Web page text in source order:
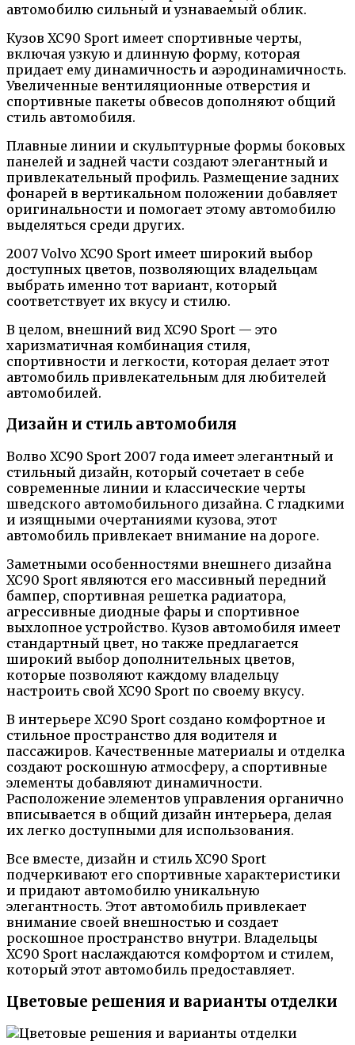
автомобилю сильный и узнаваемый облик.
Кузов XC90 Sport имеет спортивные черты,
включая узкую и длинную форму, которая
придает ему динамичность и аэродинамичность.
Увеличенные вентиляционные отверстия и
спортивные пакеты обвесов дополняют общий
стиль автомобиля.
Плавные линии и скульптурные формы боковых
панелей и задней части создают элегантный и
привлекательный профиль. Размещение задних
фонарей в вертикальном положении добавляет
оригинальности и помогает этому автомобилю
выделяться среди других.
2007 Volvo XC90 Sport имеет широкий выбор
доступных цветов, позволяющих владельцам
выбрать именно тот вариант, который
соответствует их вкусу и стилю.
В целом, внешний вид XC90 Sport — это
харизматичная комбинация стиля,
спортивности и легкости, которая делает этот
автомобиль привлекательным для любителей
автомобилей.
Дизайн и стиль автомобиля
Волво XC90 Sport 2007 года имеет элегантный и
стильный дизайн, который сочетает в себе
современные линии и классические черты
шведского автомобильного дизайна. С гладкими
и изящными очертаниями кузова, этот
автомобиль привлекает внимание на дороге.
Заметными особенностями внешнего дизайна
XC90 Sport являются его массивный передний
бампер, спортивная решетка радиатора,
агрессивные диодные фары и спортивное
выхлопное устройство. Кузов автомобиля имеет
стандартный цвет, но также предлагается
широкий выбор дополнительных цветов,
которые позволяют каждому владельцу
настроить свой XC90 Sport по своему вкусу.
В интерьере XC90 Sport создано комфортное и
стильное пространство для водителя и
пассажиров. Качественные материалы и отделка
создают роскошную атмосферу, а спортивные
элементы добавляют динамичности.
Расположение элементов управления органично
вписывается в общий дизайн интерьера, делая
их легко доступными для использования.
Все вместе, дизайн и стиль XC90 Sport
подчеркивают его спортивные характеристики
и придают автомобилю уникальную
элегантность. Этот автомобиль привлекает
внимание своей внешностью и создает
роскошное пространство внутри. Владельцы
XC90 Sport наслаждаются комфортом и стилем,
который этот автомобиль предоставляет.
Цветовые решения и варианты отделки